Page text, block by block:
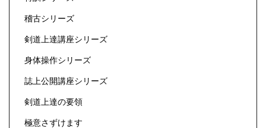
稽古シリーズ
剣道上達講座シリーズ
身体操作シリーズ
誌上公開講座シリーズ
剣道上達の要領
極意さずけます